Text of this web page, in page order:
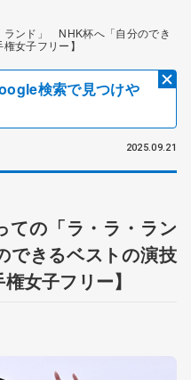
ランド」 NHK杯へ「自分のでき
女子フリー】
検索で見つけや
2025.09.21
ての「ラ・ラ・ラン
きるベストの演技
女子フリー】